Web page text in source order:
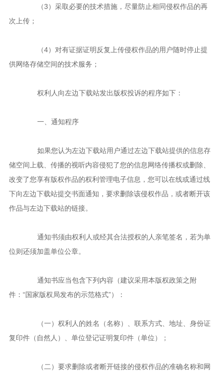
（3）采取必要的技术措施，尽量防止相同侵权作品的再
次上传；
（4）对有证据证明反复上传侵权作品的用户随时停止提
供网络存储空间的技术服务；
权利人向左边下载站发出版权投诉的程序如下：
一、通知程序
如果您认为左边下载站用户通过左边下载站提供的信息存
储空间上载、传播的视听内容侵犯了您的信息网络传播权或删除、
改变了您享有版权作品的权利管理电子信息，您可以在线或通过线
下向左边下载站提交书面通知，要求删除该侵权作品，或者断开该
作品与左边下载站的链接。
通知书须由权利人或经其合法授权的人亲笔签名，若为单
位则还须加盖单位公章。
通知书应当包含下列内容（建议采用本版权政策之附
件：“国家版权局发布的示范格式”）：
（一）权利人的姓名（名称）、联系方式、地址、身份证
复印件（自然人）、单位登记证明复印件（单位）；
（二）要求删除或者断开链接的侵权作品的准确名称和网